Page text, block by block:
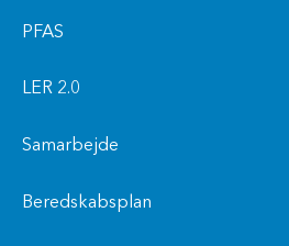
PFAS
LER 2.0
Samarbejde
Beredskabsplan